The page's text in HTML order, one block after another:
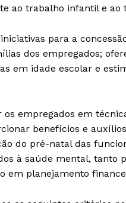
ao trabalho infantil e ao
para a
dos empregados;
em idade escolar e
empregados em
benefícios e
do pré-natal das
à saúde mental, tanto
em planejamento